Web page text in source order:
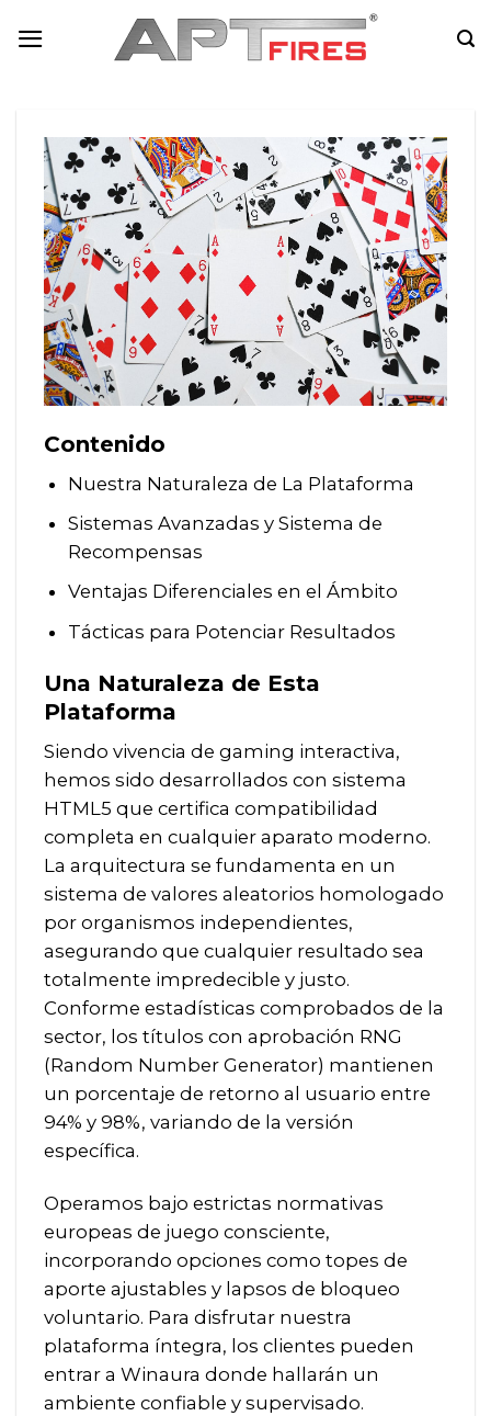
Contenido
Nuestra Naturaleza de La Plataforma
Sistemas Avanzadas y Sistema de
Recompensas
Ventajas Diferenciales en el Ámbito
Tácticas para Potenciar Resultados
Una Naturaleza de Esta
Plataforma
Siendo vivencia de gaming interactiva,
hemos sido desarrollados con sistema
HTML5 que certifica compatibilidad
completa en cualquier aparato moderno.
La arquitectura se fundamenta en un
sistema de valores aleatorios homologado
por organismos independientes,
asegurando que cualquier resultado sea
totalmente impredecible y justo.
Conforme estadísticas comprobados de la
sector, los títulos con aprobación RNG
(Random Number Generator) mantienen
un porcentaje de retorno al usuario entre
94% y 98%, variando de la versión
específica.
Operamos bajo estrictas normativas
europeas de juego consciente,
incorporando opciones como topes de
aporte ajustables y lapsos de bloqueo
voluntario. Para disfrutar nuestra
plataforma íntegra, los clientes pueden
entrar aWinaura donde hallarán un
ambiente confiable y supervisado.